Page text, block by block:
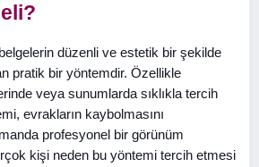
düzenli ve estetik bir şekilde
pratik bir yöntemdir. Özellikle
veya sunumlarda sıklıkla tercih
evrakların kaybolmasını
profesyonel bir görünüm
kişi neden bu yöntemi tercih etmesi